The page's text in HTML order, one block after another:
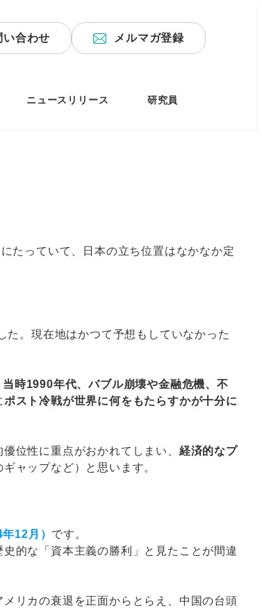
い合わせ メルマガ登録
ニュースリリース 研究員
たっていて、日本の立ち位置はなかなか定
。現在地はかつて予想もしていなかった
当時1990年代、バブル崩壊や金融危機、不
ポスト冷戦が世界に何をもたらすかが十分に
位性に重点がおかれてしまい、 経済的なプ
ャップなど）と思います。
12月） です。
的な「資本主義の勝利」と見たことが間違
メリカの衰退を正面からとらえ、中国の台頭